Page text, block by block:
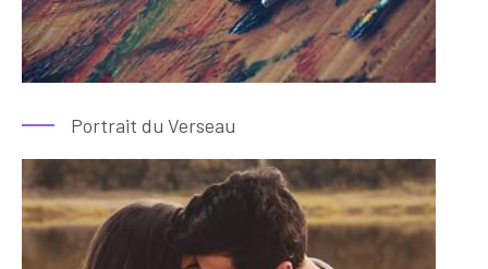
Portrait du Verseau